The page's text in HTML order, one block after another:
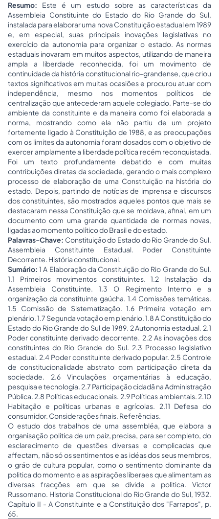
Resumo: Este é um estudo sobre as características da
Assembleia Constituinte do Estado do Rio Grande do Sul,
instalada para elaborar uma nova Constituição estadual em 1989
e, em especial, suas principais inovações legislativas no
exercício da autonomia para organizar o estado. As normas
estaduais inovaram em muitos aspectos, utilizando de maneira
ampla a liberdade reconhecida, foi um movimento de
continuidade da história constitucional rio-grandense, que criou
textos significativos em muitas ocasiões e procurou atuar com
independência, mesmo nos momentos políticos de
centralização que antecederam aquele colegiado. Parte-se do
ambiente da constituinte e da maneira como foi elaborada a
norma, mostrando como ela não partiu de um projeto
fortemente ligado à Constituição de 1988, e as preocupações
com os limites da autonomia foram dosados com o objetivo de
exercer amplamente a liberdade política recém reconquistada.
Foi um texto profundamente debatido e com muitas
contribuições diretas da sociedade, gerando o mais complexo
processo de elaboração de uma Constituição na história do
estado. Depois, partindo de notícias de imprensa e discursos
dos constituintes, são mostrados aqueles pontos que mais se
destacaram nessa Constituição que se moldava, afinal, em um
documento com uma grande quantidade de normas novas,
ligadas ao momento político do Brasil e do estado.
Palavras-Chave: Constituição do Estado do Rio Grande do Sul.
Assembleia Constituinte Estadual. Poder Constituinte
Decorrente. História constitucional.
Sumário:1 A Elaboração da Constituição do Rio Grande do Sul.
1.1 Primeiros movimentos constituintes. 1.2 Instalação da
Assembleia Constituinte. 1.3 O Regimento Interno e a
organização da constituinte gaúcha. 1.4 Comissões temáticas.
1.5 Comissão de Sistematização. 1.6 Primeira votação em
plenário. 1.7 Segunda votação em plenário. 1.8 A Constituição do
Estado do Rio Grande do Sul de 1989. 2 Autonomia estadual. 2.1
Poder constituinte derivado decorrente. 2.2 As inovações dos
constituintes do Rio Grande do Sul. 2.3 Processo legislativo
estadual. 2.4 Poder constituinte derivado popular. 2.5 Controle
de constitucionalidade abstrato com participação direta da
sociedade. 2.6 Vinculações orçamentárias à educação,
pesquisa e tecnologia. 2.7 Participação cidadã na Administração
Pública. 2.8 Políticas educacionais. 2.9 Políticas ambientais. 2.10
Habitação e políticas urbanas e agrícolas. 2.11 Defesa do
consumidor. Considerações finais. Referências.
O estudo dos trabalhos de uma assembléa, que elabora a
organisação politica de um paiz, precisa, para ser completo, do
esclarecimento de questões diversas e complicadas que
affectam, não só os sentimentos e as idéas dos seus membros,
o gráo de cultura popular, como o sentimento dominante da
politica do momento e as aspirações liberaes que alimentam as
diversas fracções em que se divide a politica. Victor
Russomano. Historia Constitucional do Rio Grande do Sul, 1932.
Capítulo II - A Constituinte e a Constituição dos "Farrapos", p.
65.